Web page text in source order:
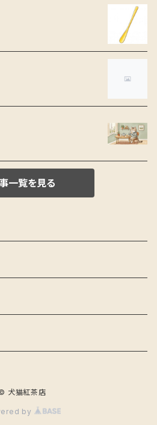
一覧を見る
犬猫紅茶店
by